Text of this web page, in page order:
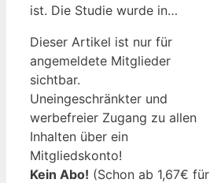
ist. Die Studie wurde in…
Dieser Artikel ist nur für
angemeldete Mitglieder
sichtbar.
Uneingeschränkter und
werbefreier Zugang zu allen
Inhalten über ein
Mitgliedskonto!
Kein Abo! (Schon ab 1,67€ für